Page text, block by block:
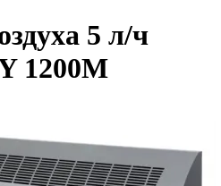
5 л/ч
1200M